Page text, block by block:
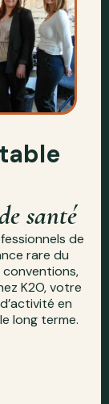
santé
de
rare du
conventions,
K2O, votre
en
long terme.